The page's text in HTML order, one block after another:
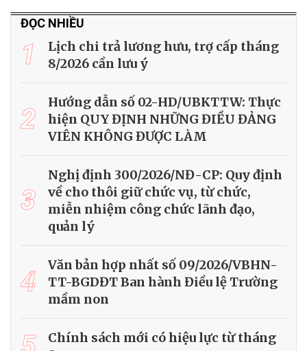
ĐỌC NHIỀU
1
Lịch chi trả lương hưu, trợ cấp tháng
8/2026 cần lưu ý
2
Hướng dẫn số 02-HD/UBKTTW: Thực
hiện QUY ĐỊNH NHỮNG ĐIỀU ĐẢNG
VIÊN KHÔNG ĐƯỢC LÀM
3
Nghị định 300/2026/NĐ-CP: Quy định
về cho thôi giữ chức vụ, từ chức,
miễn nhiệm công chức lãnh đạo,
quản lý
4
Văn bản hợp nhất số 09/2026/VBHN-
TT-BGDĐT Ban hành Điều lệ Trường
mầm non
Chính sách mới có hiệu lực từ tháng